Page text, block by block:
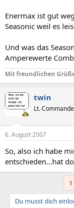
Enermax ist gut
Seasonic weil es
Und was das
Amperewerte
Mit freundlichen
twin
Lt.
6. August 2007
So, also ich habe
entschieden...hat
Du musst dich